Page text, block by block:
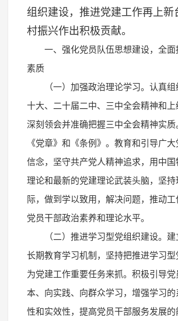
组织建设，推进党建工作再上新
村振兴作出积极贡献。
一、强化党员队伍思想建设，全面
素质
（一）加强政治理论学习。认真组
十大、二十届二中、三中全会精神和上
深刻领会并准确把握三中全会精神实质
《党章》和《条例》。教育和引导广
信念，坚守共产党人精神追求，用中国
理论和最新的党建理论武装头脑，坚持
际，做到学以致用，解决问题，推动
党员干部政治素养和理论水平。
（二）推进学习型党组织建设。建
长期教育学习机制，坚持把推进学习
为党建工作重要任务来抓。积极引导
本、向实践、向群众学习，增强学习
性和实效性，提高党员干部服务发展的